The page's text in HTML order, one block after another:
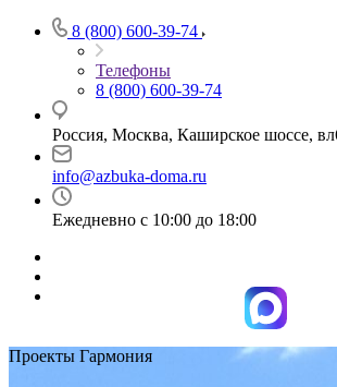
8 (800) 600-39-74
Телефоны
8 (800) 600-39-74
Россия, Москва, Каширское шоссе,
info@azbuka-doma.ru
Ежедневно с 10:00 до 18:00
Проекты Гармония